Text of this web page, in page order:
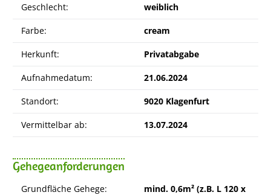
Geschlecht: weiblich
Farbe: cream
Herkunft: Privatabgabe
Aufnahmedatum: 21.06.2024
Standort: 9020 Klagenfurt
Vermittelbar ab: 13.07.2024
Gehegeanforderungen
Grundfläche Gehege:
mind. 0,6m² (z.B. L 120 x